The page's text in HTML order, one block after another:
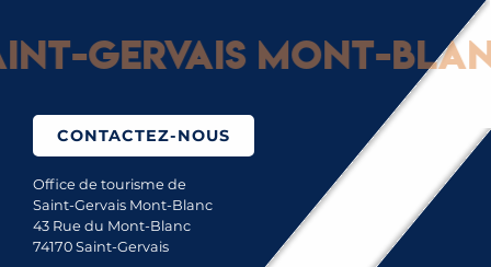
Gervais Mont-Blanc
CONTACTEZ-NOUS
Office de tourisme de
Saint-Gervais Mont-Blanc
43 Rue du Mont-Blanc
74170 Saint-Gervais